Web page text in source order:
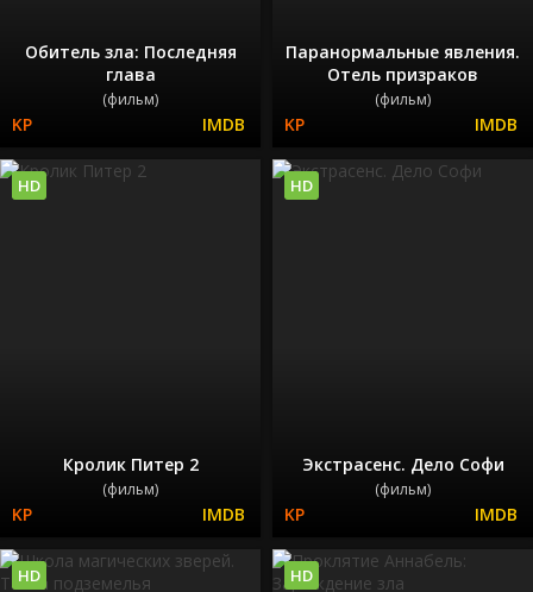
Обитель зла: Последняя
глава
(фильм)
Паранормальные явления.
Отель призраков
(фильм)
Кролик Питер 2
(фильм)
HD
Экстрасенс. Дело Софи
(фильм)
HD
HD HD